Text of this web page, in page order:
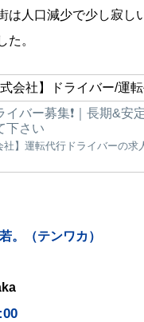
人口減少で少し寂し
た。
イバー募集❗️｜長期&安
下さい
社】運転代行ドライバーの求
。（テンワカ）